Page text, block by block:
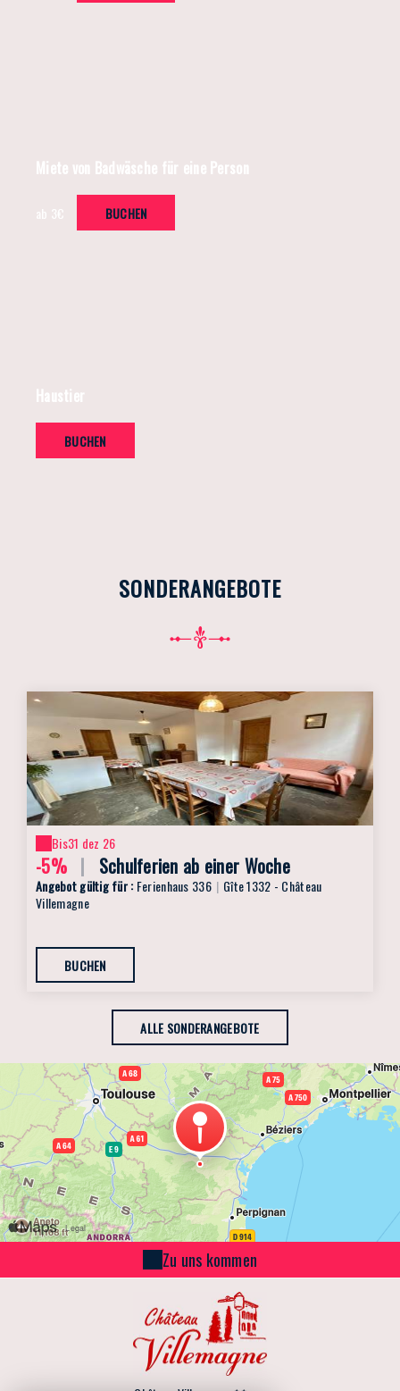
Miete von Badwäsche für eine Person
ab 3€ BUCHEN
Haustier
BUCHEN
SONDERANGEBOTE
Bis31 dez 26
-5% | Schulferien ab einer Woche
Angebot gültig für : Ferienhaus 336 | Gîte 1332 - Château
Villemagne
BUCHEN
ALLE SONDERANGEBOTE
Zu uns kommen